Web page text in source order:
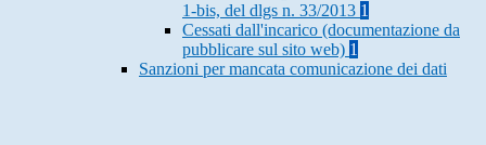
1-bis, del dlgs n. 33/2013 1
Cessati dall'incarico (documentazione da
pubblicare sul sito web) 1
Sanzioni per mancata comunicazione dei dati